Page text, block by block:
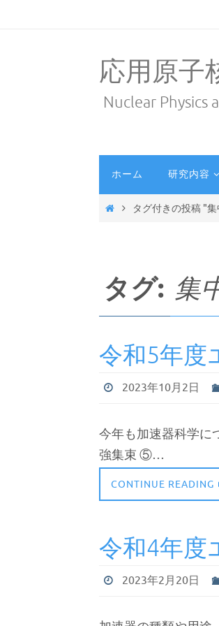
応用原子
Nuclear
ホーム 研究内容
タグ付きの投稿 "
タグ: 集
令和5年度
2023年10月2日
今年も加速器科学
強集束 ⑤…
CONTINUE READING
令和4年度
2023年2月20日